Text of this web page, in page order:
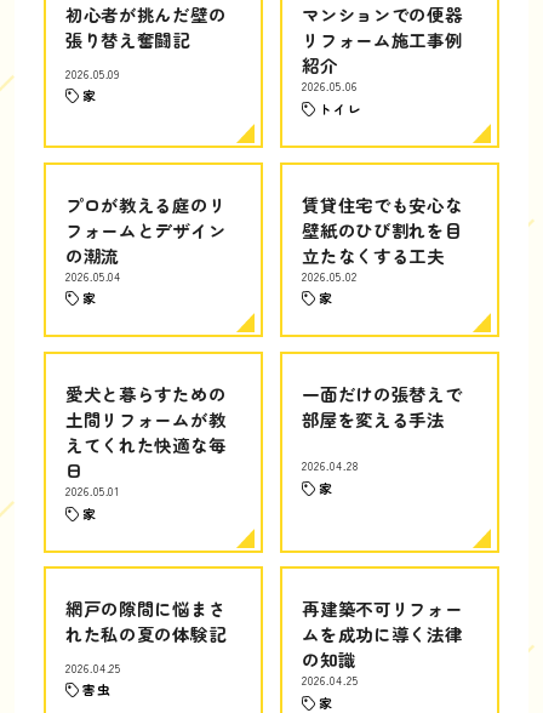
初心者が挑んだ壁の
張り替え奮闘記
2026.05.09
家
マンションでの便器
リフォーム施工事例
紹介
2026.05.06
トイレ
プロが教える庭のリ
フォームとデザイン
の潮流
2026.05.04
家
賃貸住宅でも安心な
壁紙のひび割れを目
立たなくする工夫
2026.05.02
家
愛犬と暮らすための
土間リフォームが教
えてくれた快適な毎
日
2026.05.01
家
一面だけの張替えで
部屋を変える手法
2026.04.28
家
網戸の隙間に悩まさ
れた私の夏の体験記
2026.04.25
害虫
再建築不可リフォー
ムを成功に導く法律
の知識
2026.04.25
家